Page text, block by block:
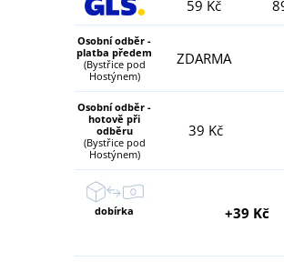
59 Kč
Osobní odběr -
platba předem
(Bystřice pod
Hostýnem)
ZDARMA
Osobní odběr -
hotově při
odběru
(Bystřice pod
Hostýnem)
39 Kč
dobírka +39 Kč